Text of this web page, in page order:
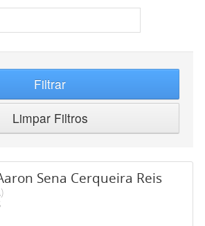
Filtrar
Limpar Filtros
Sena Cerqueira Reis